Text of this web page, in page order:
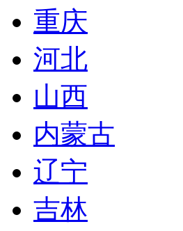
重庆
河北
山西
内蒙古
辽宁
吉林